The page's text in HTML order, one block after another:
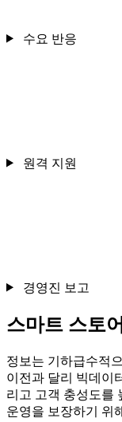
수요 반응
원격 지원
경영진 보고
스마트 스토
정보는 기하급수적
이전과 달리 빅데이
리고 고객 충성도를
운영을 보장하기 위